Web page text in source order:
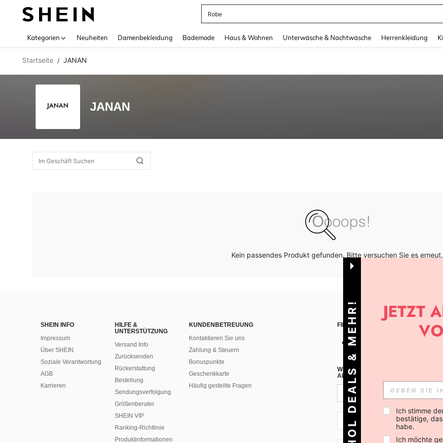
Robe
Kategorien Neuheiten Damenbekleidung Bademode Haus & Wohnen Unterwäsche & Nachtwäsche Herrenkleidung
Startseite / JANAN
JANAN
Kein passendes Produkt gefunden. Bitte versuchen Sie es erneut.
SHEIN INFO
Impressum
Über SHEIN
Soziale Verantwortung
AGB
Karrieren
HILFE &
UNTERSTÜTZUNG
Versand Info
Zurücksenden
Rückerstattung
Bestellung
Sendungsverfolgung
Größenberater
SHEIN VIP
Ranking-Richtlinie
​Produktinformationen
KUNDENBETREUUNG
Kontaktieren Sie uns
Zahlung & Steuern
Bonuspunkte
Geschenkkarte
Häufig gestellte Fragen
FINDEN SIE UNS AUF
WENN DU DICH FÜR UNSEREN
ALLEN ANDEREN ERFAHREN (DU
CH + 41
HOL DEALS & MEHR! Ich stimme
bestätige,
habe.
Ich möchte